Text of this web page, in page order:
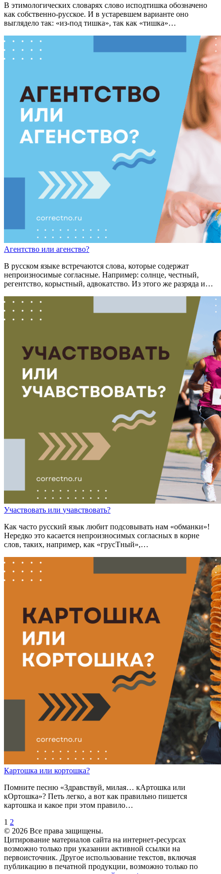
В этимологических словарях слово исподтишка обозначено
как собственно-русское. И в устаревшем варианте оно
выглядело так: «из-под тишка», так как «тишка»…
Агентство или агенство?
В русском языке встречаются слова, которые содержат
непроизносимые согласные. Например: солнце, честный,
регентство, корыстный, адвокатство. Из этого же разряда и…
Участвовать или учавствовать?
Как часто русский язык любит подсовывать нам «обманки»!
Нередко это касается непроизносимых согласных в корне
слов, таких, например, как «грусТный»,…
Картошка или кортошка?
Помните песню «Здравствуй, милая… кАртошка или
кОртошка»? Петь легко, а вот как правильно пишется
картошка и какое при этом правило…
1 2
© 2026 Все права защищены.
Цитирование материалов сайта на интернет-ресурсах
возможно только при указании активной ссылки на
первоисточник. Другое использование текстов, включая
публикацию в печатной продукции, возможно только по